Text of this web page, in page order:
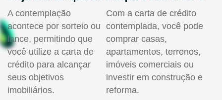
A contemplação
acontece por sorteio ou
lance, permitindo que
você utilize a carta de
crédito para alcançar
seus objetivos
imobiliários.
Com a carta de crédito
contemplada, você pode
comprar casas,
apartamentos, terrenos,
imóveis comerciais ou
investir em construção e
reforma.